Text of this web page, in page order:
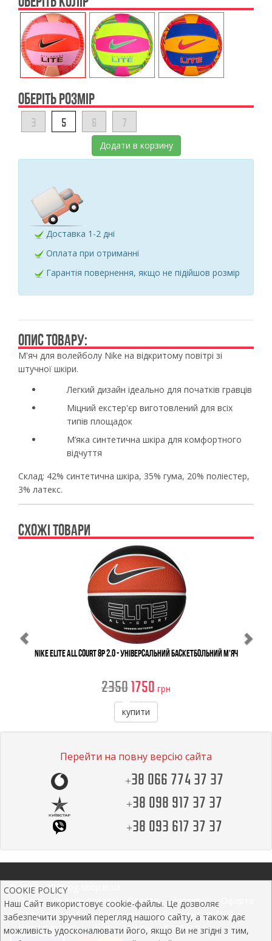
ОБЕРІТЬ РОЗМІР
3 5 6 7
Додати в корзину
Доставка 1-2 дні
Оплата при отриманні
Гарантія повернення, якщо не підійшов розмір
ОПИС ТОВАРУ:
М'яч для волейболу Nike на відкритому повітрі зі
штучної шкіри.
Легкий дизайн ідеально для початків гравців
Міцний екстер'єр виготовлений для всіх
типів площадок
М’яка синтетична шкіра для комфортного
відчуття
Склад: 42% синтетична шкіра, 35% гума, 20% поліестер,
3% латекс.
СХОЖІ ТОВАРИ
Nike Elite All Court 8P 2.0 - Універсальний Баскетбольний М'яч
23501750 грн
купити
Перейти на повну версію сайта
+38 066 774 37 37
+38 098 917 37 37
+38 093 617 37 37
© 2012 - 2026 og-shop.in.ua
О нас
Онлайн оплата Оплата Доставка
Политика конфиденциальности
Доставка из США
Наши партнеры
Нашы отзывы Контакты
COOKIE POLICY
Наш Сайт використовує cookie-файлы. Це дозволяє
забезпечити зручний перегляд нашого сайту, а також дає
можливість удосконалювати його, якщо Ви не згідні з тим,